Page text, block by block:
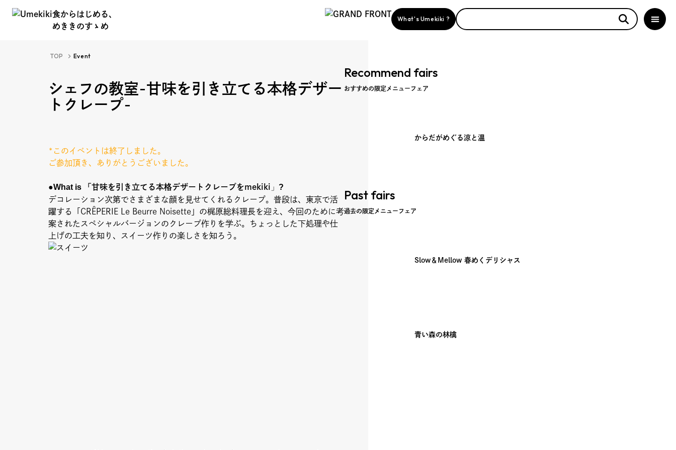
食からはじめる、
めききのすゝめ
What's Umekiki ?
About
Food Study
Event
TOP Event
シェフの教室-甘味を引き立てる本格デザー
トクレープ-
*このイベントは終了しました。
ご参加頂き、ありがとうございました。
●What is 「 甘味を引き立てる本格デザートクレープをmekiki 」 ?
デコレーション次第でさまざまな顔を見せてくれるクレープ。普段は、東京で活
躍する「CRÊPERIE Le Beurre Noisette」の梶原総料理長を迎え、今回のために考
案されたスペシャルバージョンのクレープ作りを学ぶ。ちょっとした下処理や仕
上げの工夫を知り、スイーツ作りの楽しさを知ろう。
Recommend fairs
おすすめの限定メニューフェア
からだがめぐる涼と温
Past fairs
過去の限定メニューフェア
Slow＆Mellow 春めくデリシャス
青い森の林檎